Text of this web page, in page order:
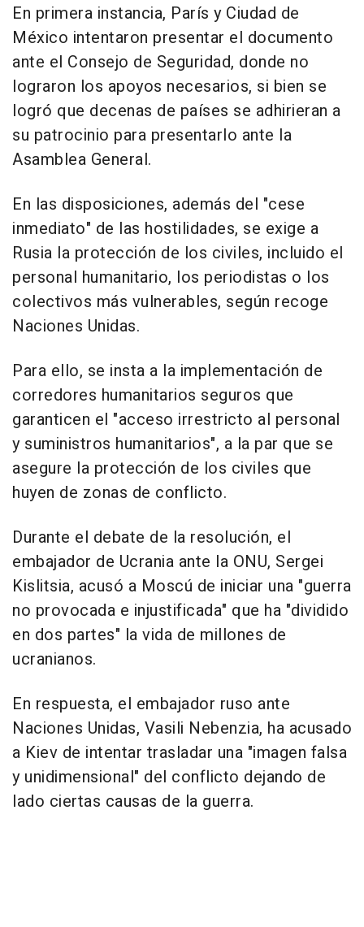
En primera instancia, París y Ciudad de
México intentaron presentar el documento
ante el Consejo de Seguridad, donde no
lograron los apoyos necesarios, si bien se
logró que decenas de países se adhirieran a
su patrocinio para presentarlo ante la
Asamblea General.
En las disposiciones, además del "cese
inmediato" de las hostilidades, se exige a
Rusia la protección de los civiles, incluido el
personal humanitario, los periodistas o los
colectivos más vulnerables, según recoge
Naciones Unidas.
Para ello, se insta a la implementación de
corredores humanitarios seguros que
garanticen el "acceso irrestricto al personal
y suministros humanitarios", a la par que se
asegure la protección de los civiles que
huyen de zonas de conflicto.
Durante el debate de la resolución, el
embajador de Ucrania ante la ONU, Sergei
Kislitsia, acusó a Moscú de iniciar una "guerra
no provocada e injustificada" que ha "dividido
en dos partes" la vida de millones de
ucranianos.
En respuesta, el embajador ruso ante
Naciones Unidas, Vasili Nebenzia, ha acusado
a Kiev de intentar trasladar una "imagen falsa
y unidimensional" del conflicto dejando de
lado ciertas causas de la guerra.